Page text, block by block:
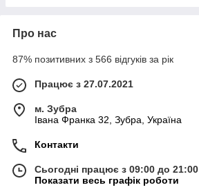
Про нас
87% позитивних з 566 відгуків за рік
Працює з 27.07.2021
м. Зубра
Івана Франка 32, Зубра, Україна
Контакти
Сьогодні працює з 09:00 до 21:00
Показати весь графік роботи